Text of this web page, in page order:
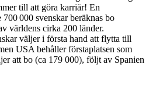
till att göra karriär! En
000 svenskar beräknas bo
världens cirka 200 länder.
väljer i första hand att flytta till
USA behåller förstaplatsen som
att bo (ca 179 000), följt av Spanien